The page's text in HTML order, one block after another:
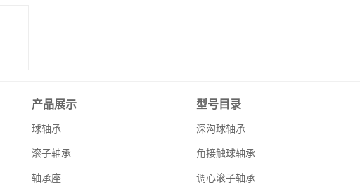
产品展示
球轴承
滚子轴承
轴承座
型号目录
深沟球轴承
角接触球轴承
调心滚子轴承